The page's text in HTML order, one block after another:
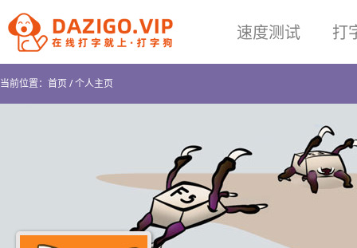
速度测试 打
当前位置： 首页/个人主页